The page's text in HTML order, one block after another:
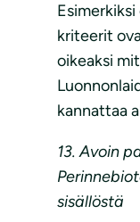
kriteerit
oikeaksi
kannattaa
13. Avoin
sisällöstä